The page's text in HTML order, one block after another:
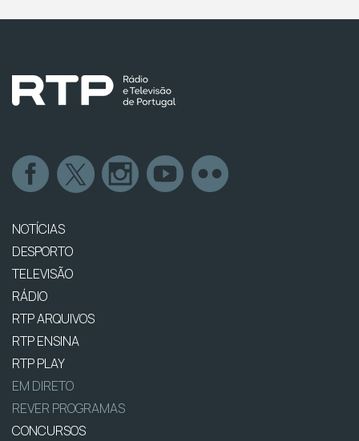
NOTÍCIAS
DESPORTO
TELEVISÃO
RÁDIO
RTP ARQUIVOS
RTP ENSINA
RTP PLAY
EM DIRETO
REVER PROGRAMAS
CONCURSOS